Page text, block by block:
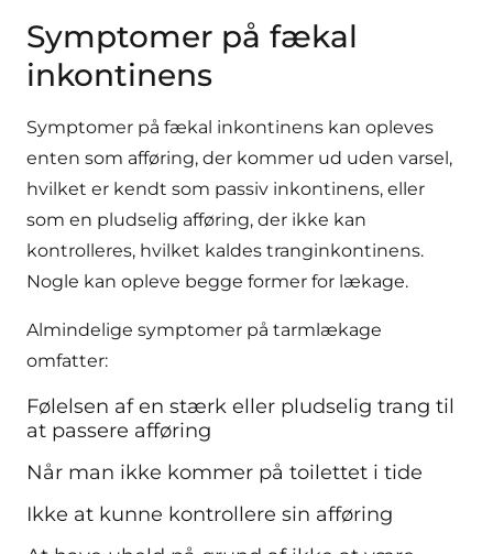
Symptomer på fækal
inkontinens
Symptomer på fækal inkontinens kan opleves
enten som afføring, der kommer ud uden varsel,
hvilket er kendt som passiv inkontinens, eller
som en pludselig afføring, der ikke kan
kontrolleres, hvilket kaldes tranginkontinens.
Nogle kan opleve begge former for lækage.
Almindelige symptomer på tarmlækage
omfatter:
Følelsen af en stærk eller pludselig trang til
at passere afføring
Når man ikke kommer på toilettet i tide
Ikke at kunne kontrollere sin afføring